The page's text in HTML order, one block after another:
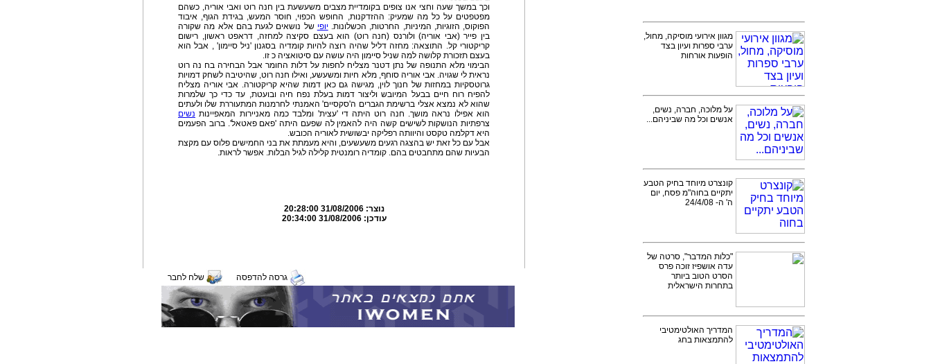
מגוון אירועי מוסיקה, מחול,
ערבי ספרות ועיון בצד
הופעות אורחות
על מלוכה, חברה, נשים,
אנשים וכל מה שביניהם...
קונצרט מיוחד בחיק הטבע
יתקיים בחוה"מ פסח, יום
ה' ה- 24/4/08
"כלות המדבר", סרטה של
עדה אושפיז זוכה פרס
הסרט הטוב ביותר
בתחרות הישראלית
המדריך האולטימטיבי
להתמצאות בחג
וכך במשך שעה וחצי אנו צופים בקומדיית מצבים משעשעת בין חנה רוט ואבי אוריה, כשהם
מפטפטים על כל מה שמעיק: ההזדקנות, החופש הכפוי, חוסר המעש, בגידת הגוף, איבוד
הפוקוס, הזוגיות, המיניות, החרטות, הכשלונות.יופי של נושאים לגעת בהם אלא מה שקורה
בין פייר (אבי אוריה) ולורנס (חנה רוט) הוא בעצם סקיצה למחזה, דראפט ראשון, רישום
קריקטורי קל. התוצאה: מחזה דליל שהיה רוצה להיות קומדיה בסגנון 'ניל סיימון' , אבל הוא
בעצם תזכורת קלושה למה שניל סיימון היה עושה עם סיטואציה כ זו.
הבימוי מלא התנופה של נתן דטנר מצליח לחפות על דלות החומר אבל הבחירה בח נה רוט
נראית לי שגויה. אבי אוריה סוחף, מלא חיות ומשעשע, ואילו חנה רוט, שהיטיבה לשחק דמויות
גרוטסקיות במחזות של חנוך לוין, מגישה גם כאן דמות שהיא קריקטורה. אבי אוריה מצליח
להפיח רוח חיים בבעל המיובש וליצור דמות בעלת נפח חיה ובועטת, עד כדי כך שלמרות
שהוא לא נמצא אצלי ברשימת הגברים ה'סקסיים' האמנתי לחרמנות המתעוררת שלו ולעתים
הוא אפילו נראה מושך. חנה רוט היתה די 'עצית' ומלבד כמה מאניירות המאפיינות נשים
צרפתיות הנושקות לשישים קשה היה להאמין לה שפעם היתה 'פאם פאטאל'. ברוב הפעמים
היא דקלמה טקסט והיוותה רפליקה יבשושית לאוריה הכובש.
אבל עם כל זאת יש בהצגה רגעים משעשעים, והיא מעמתת את בני החמישים פלוס עם מקצת
הבעיות שהם מתחבטים בהם. קומדיה רומנטית קלילה לגיל הבלות. אפשר לראות.
נוצר:31/08/2006 20:28:00
עודכן:31/08/2006 20:34:00
גרסה להדפסה שלח לחבר